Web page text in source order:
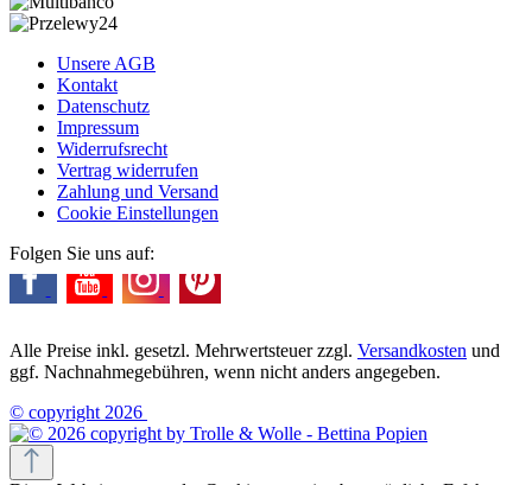
Unsere AGB
Kontakt
Datenschutz
Impressum
Widerrufsrecht
Vertrag widerrufen
Zahlung und Versand
Cookie Einstellungen
Folgen Sie uns auf:
Alle Preise inkl. gesetzl. Mehrwertsteuer zzgl. Versandkosten und
ggf. Nachnahmegebühren, wenn nicht anders angegeben.
© copyright 2026